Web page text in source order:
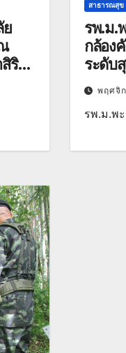
ย
ริกิ
สาธารณสุข
รพ.ม.
กล้อง
ระดับ
พฤศจิ
รพ.ม.พ